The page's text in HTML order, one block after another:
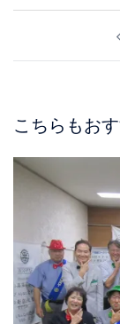
こちらもお